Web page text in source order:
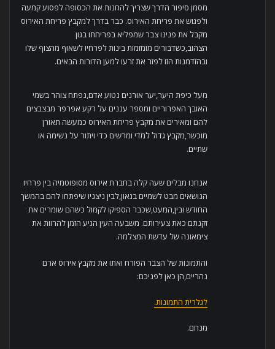
מסמן סיפור הדרך שצריך להחנות את הכסופה לפסוע קמעה
ולפגוש את פריחת האירוס. כבר בדרך למקבץ פריחת האירוס
מקבל את פנינו צבר שמפליא בפריחתו בגון
הצהוב,כשדבורים מזמזמות בינות לפרחיו לשאוף מהצוף שלו
ובהזדמנות הזו לפזר את זרעו למען הדורות הבאים.
מעל כיפת היער,יער אורנים נטוע אדם,נפתח צוהר בשמי
האובך האפרוריים ומספר עננים על רקע אפרפר מבצבצים
להם ומאירים את מקבץ פריחת האירוס כמעשה תאורן
מוכשר,מקבץ גדול למדי ומרשים כדי ויתור על נשימה או
שתיים.
אנחנו מבלים שעה קלה בחברת אירוס מסופוטמיה בין פרחיו
הנושאים מבט לשמיים בגאון,לבין ניצניו שיפתחו להם בהמשך
החודש ובין,המעט,שכבר הספיקו לקמול כשהם שומרים את
זקנתם כאת צעירותם. משבעה העין הגיע הזמן להרוות את
צימאונה של עדשת המצלמה.
והתמונות של הצבר הפורח ואתו את מקבץ אירוס ארם
נהריים,הן כאן לפניכם:
לגלרית התמונות.
מנחם.